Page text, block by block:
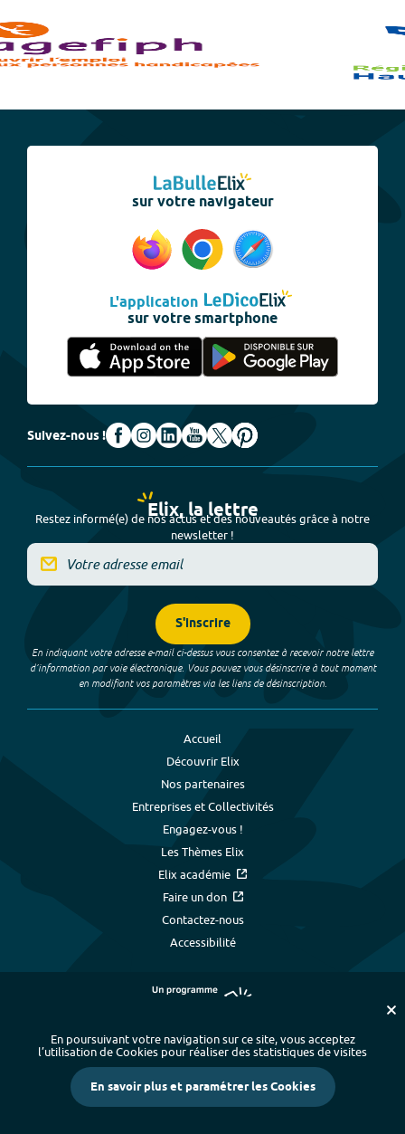
sur votre navigateur
L'application
sur votre smartphone
Suivez-nous !
Elix, la lettre
Restez informé(e) de nos actus et des nouveautés grâce à notre
newsletter !
S'inscrire
En indiquant votre adresse e-mail ci-dessus vous consentez à recevoir notre lettre
d’information par voie électronique. Vous pouvez vous désinscrire à tout moment
en modifiant vos paramètres via les liens de désinscription.
Accueil
Découvrir Elix
Nos partenaires
Entreprises et Collectivités
Engagez-vous !
Les Thèmes Elix
Elix académie
Faire un don
Contactez-nous
Accessibilité
Plan du site - Index alphabétique
-
Mentions légales et données personnelles
- Paramétrer les cookies
Crédits
En poursuivant votre navigation sur ce site, vous acceptez
l’utilisation de Cookies pour réaliser des statistiques de visites
En savoir plus et paramétrer les Cookies